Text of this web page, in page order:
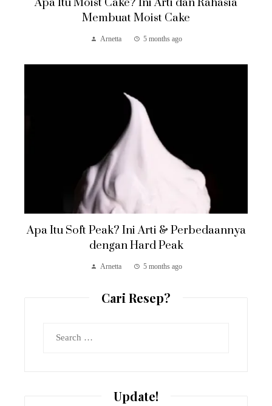
Apa Itu Moist Cake? Ini Arti dan Rahasia
Membuat Moist Cake
Arnetta 5 months ago
Apa Itu Soft Peak? Ini Arti & Perbedaannya
dengan Hard Peak
Arnetta 5 months ago
Cari Resep?
Update!